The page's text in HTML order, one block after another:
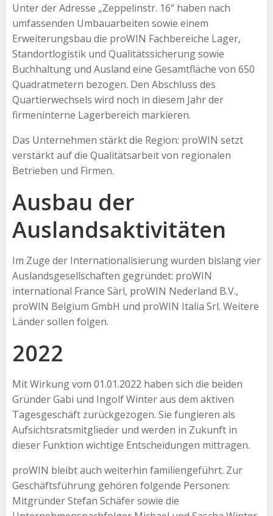
Unter der Adresse „Zeppelinstr. 16“ haben nach
umfassenden Umbauarbeiten sowie einem
Erweiterungsbau die proWIN Fachbereiche Lager,
Standortlogistik und Qualitätssicherung sowie
Buchhaltung und Ausland eine Gesamtfläche von 650
Quadratmetern bezogen. Den Abschluss des
Quartierwechsels wird noch in diesem Jahr der
firmeninterne Lagerbereich markieren.
Das Unternehmen stärkt die Region: proWIN setzt
verstärkt auf die Qualitätsarbeit von regionalen
Betrieben und Firmen.
Ausbau der
Auslandsaktivitäten
Im Zuge der Internationalisierung wurden bislang vier
Auslandsgesellschaften gegründet: proWIN
international France Sàrl, proWIN Nederland B.V.,
proWIN Belgium GmbH und proWIN Italia Srl. Weitere
Länder sollen folgen.
2022
Mit Wirkung vom 01.01.2022 haben sich die beiden
Gründer Gabi und Ingolf Winter aus dem aktiven
Tagesgeschäft zurückgezogen. Sie fungieren als
Aufsichtsratsmitglieder und werden in Zukunft in
dieser Funktion wichtige Entscheidungen mittragen.
proWIN bleibt auch weiterhin familiengeführt. Zur
Geschäftsführung gehören folgende Personen:
Mitgründer Stefan Schäfer sowie die